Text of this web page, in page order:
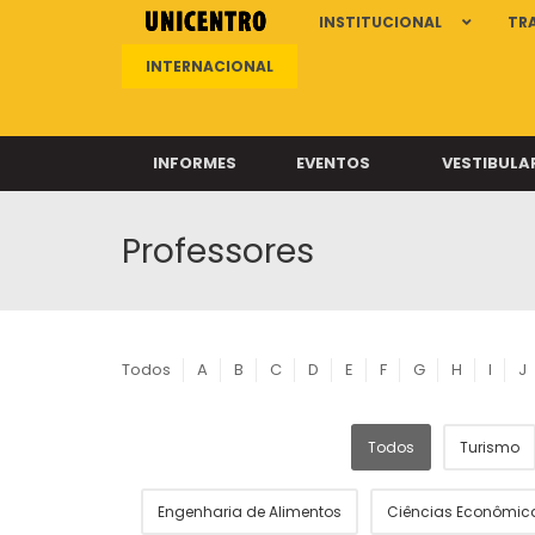
INSTITUCIONAL
INTERNACIONAL
INFORMES EVENTOS
Professores
Todos A B C D E F G H I J
Todos Turismo
Engenharia de Alimentos Ciências